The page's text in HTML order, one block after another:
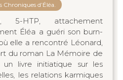
Chroniques d’Éléa.
5-HTP, attachement
Éléa a guéri son burn-
elle a rencontré Léonard,
du roman La Mémoire de
livre initiatique sur les
les relations karmiques